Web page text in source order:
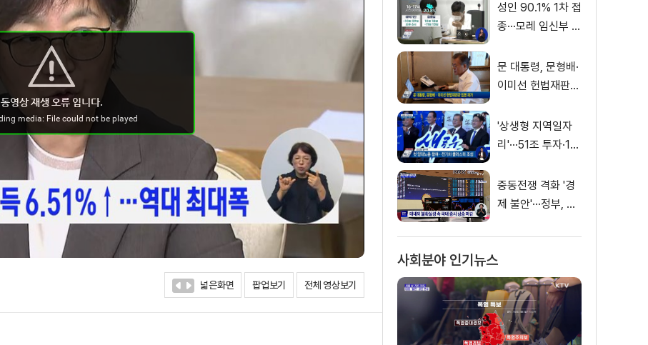
넓은화면 팝업보기 전체 영상보기
성인 90.1% 1차 접
종···모레 임신부 사
문 대통령, 문형배·
이미선 헌법재판관
'상생형 지역일자
리'···51조 투자·13
중동전쟁 격화 '경
제 불안'···정부, 금
소화
사회분야 인기뉴스